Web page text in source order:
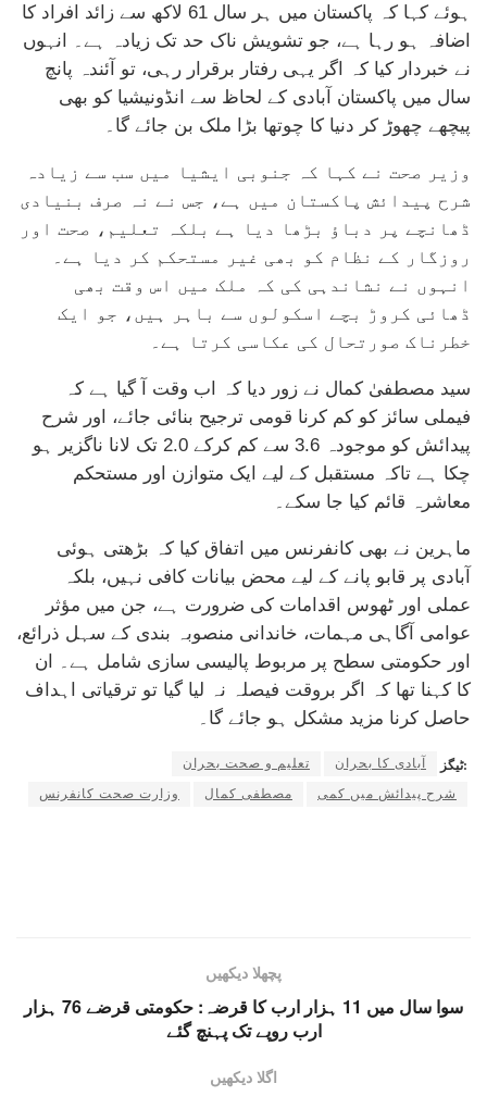
ہوئے کہا کہ پاکستان میں ہر سال 61 لاکھ سے زائد افراد کا
اضافہ ہو رہا ہے، جو تشویش ناک حد تک زیادہ ہے۔ انہوں
نے خبردار کیا کہ اگر یہی رفتار برقرار رہی، تو آئندہ پانچ
سال میں پاکستان آبادی کے لحاظ سے انڈونیشیا کو بھی
پیچھے چھوڑ کر دنیا کا چوتھا بڑا ملک بن جائے گا۔
وزیر صحت نے کہا کہ جنوبی ایشیا میں سب سے زیادہ
شرح پیدائش پاکستان میں ہے، جس نے نہ صرف بنیادی
ڈھانچے پر دباؤ بڑھا دیا ہے بلکہ تعلیم، صحت اور
روزگار کے نظام کو بھی غیر مستحکم کر دیا ہے۔
انہوں نے نشاندہی کی کہ ملک میں اس وقت بھی
ڈھائی کروڑ بچے اسکولوں سے باہر ہیں، جو ایک
خطرناک صورتحال کی عکاسی کرتا ہے۔
سید مصطفیٰ کمال نے زور دیا کہ اب وقت آ گیا ہے کہ
فیملی سائز کو کم کرنا قومی ترجیح بنائی جائے، اور شرح
پیدائش کو موجودہ 3.6 سے کم کرکے 2.0 تک لانا ناگزیر ہو
چکا ہے تاکہ مستقبل کے لیے ایک متوازن اور مستحکم
معاشرہ قائم کیا جا سکے۔
ماہرین نے بھی کانفرنس میں اتفاق کیا کہ بڑھتی ہوئی
آبادی پر قابو پانے کے لیے محض بیانات کافی نہیں، بلکہ
عملی اور ٹھوس اقدامات کی ضرورت ہے، جن میں مؤثر
عوامی آگاہی مہمات، خاندانی منصوبہ بندی کے سہل ذرائع،
اور حکومتی سطح پر مربوط پالیسی سازی شامل ہے۔ ان
کا کہنا تھا کہ اگر بروقت فیصلہ نہ لیا گیا تو ترقیاتی اہداف
حاصل کرنا مزید مشکل ہو جائے گا۔
ٹیگز: آبادی کا بحران
تعلیم و صحت بحران
شرح پیدائش میں کمی
مصطفی کمال وزارت صحت کانفرنس
پچھلا دیکھیں
سوا سال میں 11 ہزار ارب کا قرضہ: حکومتی قرضے 76 ہزار
ارب روپے تک پہنچ گئے
اگلا دیکھیں